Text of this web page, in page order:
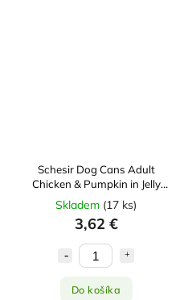
Schesir Dog Cans Adult
Chicken & Pumpkin in Jelly
285g
Skladem (17 ks)
3,62 €
Do košíka